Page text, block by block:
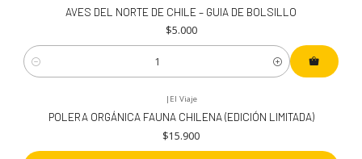
AVES DEL NORTE DE CHILE – GUIA DE BOLSILLO
$5.000
Cantidad
| El Viaje
POLERA ORGÁNICA FAUNA CHILENA (EDICIÓN LIMITADA)
$15.900